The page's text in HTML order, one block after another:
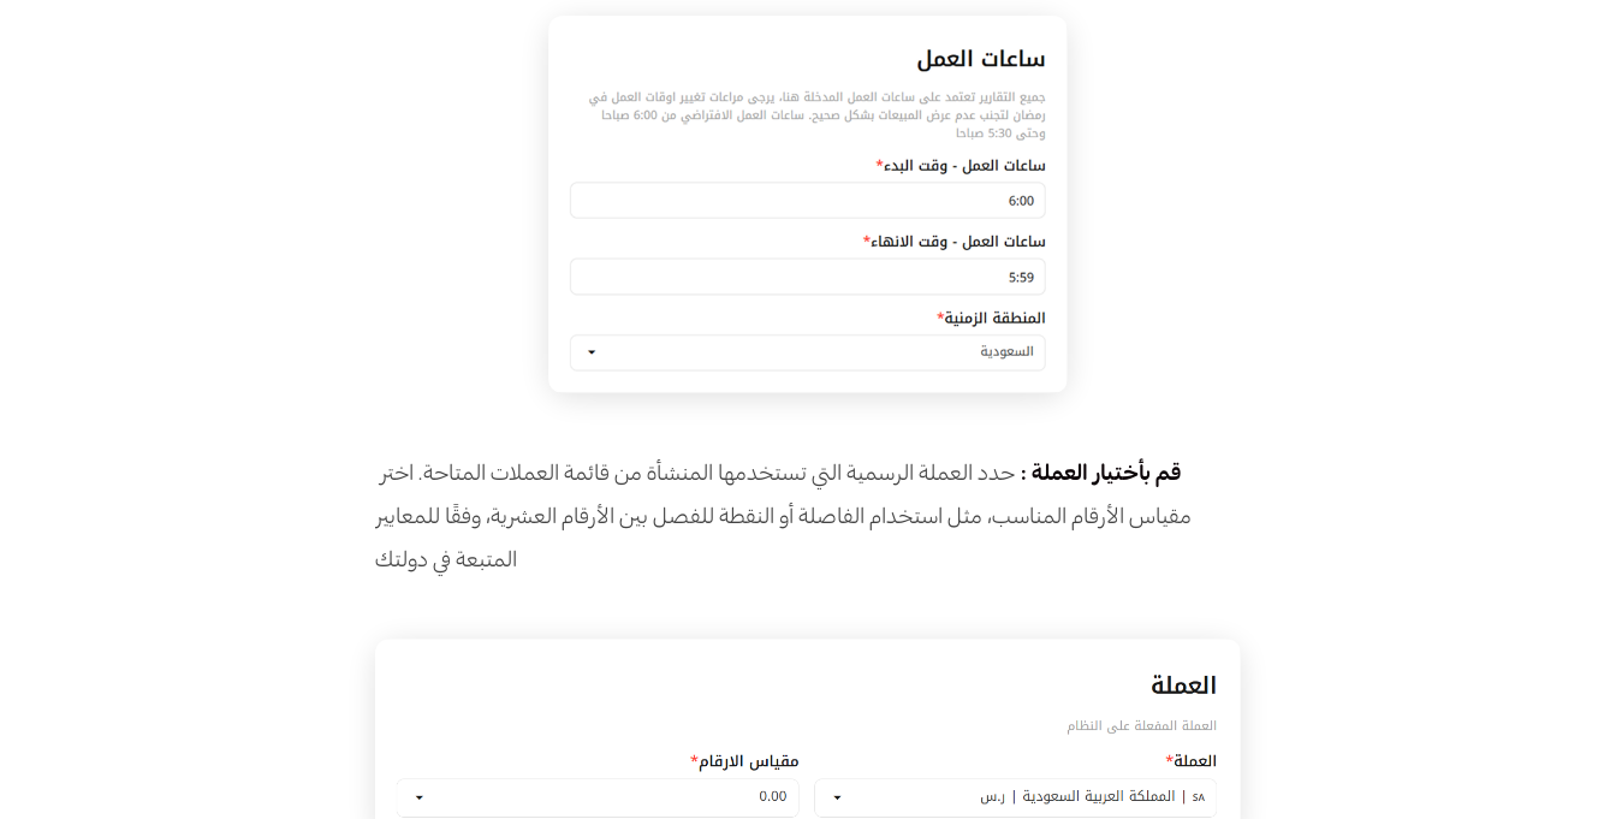
قم بأختيار العملة : حدد العملة الرسمية التي تستخدمها المنشأة من قائمة العملات المتاحة. اختر
مقياس الأرقام المناسب، مثل استخدام الفاصلة أو النقطة للفصل بين الأرقام العشرية، وفقًا للمعايير
المتبعة في دولتك